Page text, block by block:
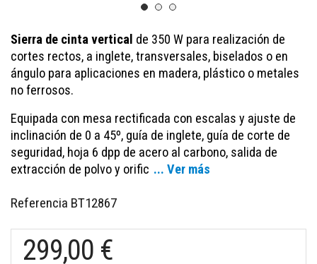
Sierra de cinta vertical de 350 W para realización de
cortes rectos, a inglete, transversales, biselados o en
ángulo para aplicaciones en madera, plástico o metales
no ferrosos.
Equipada con mesa rectificada con escalas y ajuste de
inclinación de 0 a 45º, guía de inglete, guía de corte de
seguridad, hoja 6 dpp de acero al carbono, salida de
extracción de polvo y orific ... Ver más
Referencia BT12867
299,00 €